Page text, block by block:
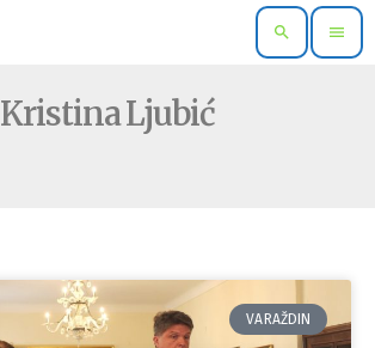
search menu
Kristina Ljubić
VARAŽDIN